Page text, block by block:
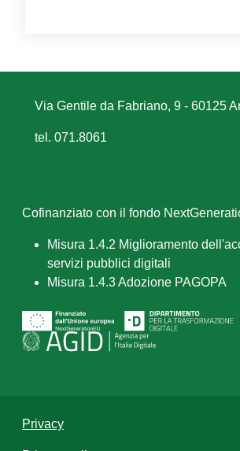
Via Gentile da Fabriano, 9 - 60125
tel. 071.8061
Cofinanziato con il fondo
Misura 1.4.2 Miglioramento
servizi pubblici digitali
Misura 1.4.3 Adozione PAGOPA
Privacy